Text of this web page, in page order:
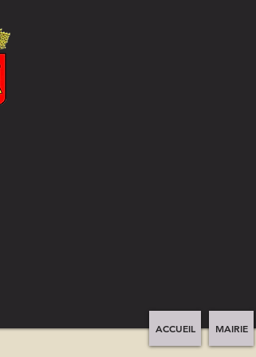
ACCUEIL MAIRIE